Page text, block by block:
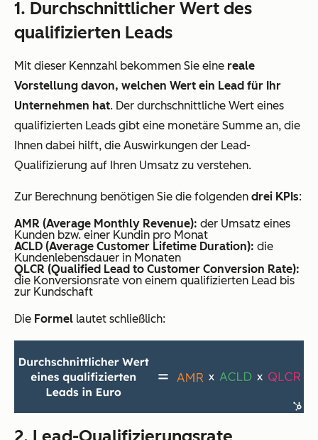
1. Durchschnittlicher Wert des
qualifizierten Leads
Mit dieser Kennzahl bekommen Sie eine reale
Vorstellung davon, welchen Wert ein Lead für Ihr
Unternehmen hat. Der durchschnittliche Wert eines
qualifizierten Leads gibt eine monetäre Summe an, die
Ihnen dabei hilft, die Auswirkungen der Lead-
Qualifizierung auf Ihren Umsatz zu verstehen.
Zur Berechnung benötigen Sie die folgenden drei KPIs:
AMR (Average Monthly Revenue): der Umsatz eines
Kunden bzw. einer Kundin pro Monat
ACLD (Average Customer Lifetime Duration): die
Kundenlebensdauer in Monaten
QLCR (Qualified Lead to Customer Conversion Rate):
die Konversionsrate von einem qualifizierten Lead bis
zur Kundschaft
Die Formel lautet schließlich:
2. Lead-Qualifizierungsrate